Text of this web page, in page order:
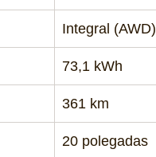
Integral (AWD)
73,1 kWh
361 km
20 polegadas